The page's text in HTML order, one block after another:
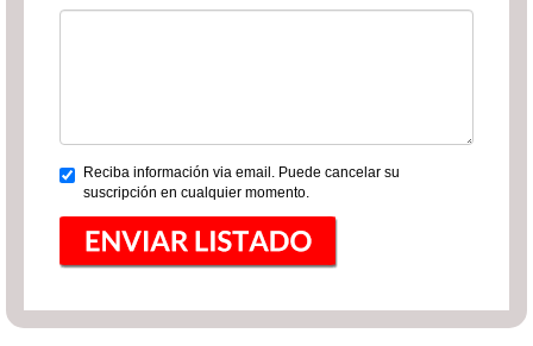
Reciba información via email. Puede cancelar su
suscripción en cualquier momento.